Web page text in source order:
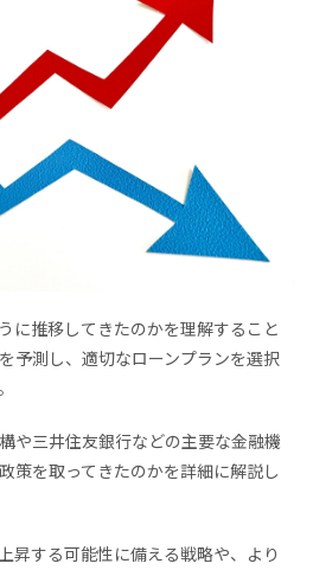
に推移してきたのかを理解すること
予測し、適切なローンプランを選択
や三井住友銀行などの主要な金融機
策を取ってきたのかを詳細に解説し
昇する可能性に備える戦略や、より